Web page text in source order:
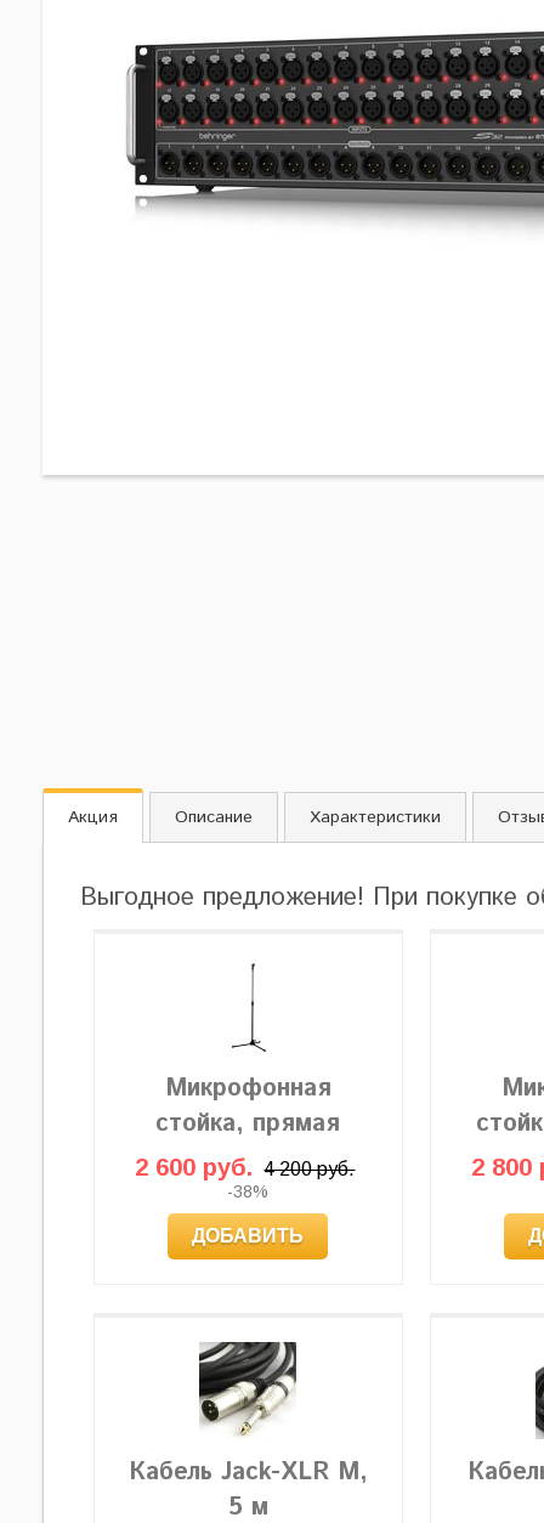
Акция Описание Характеристики
Выгодное предложение! При покупке
Микрофонная
стойка, прямая
2 600 руб. 4 200 руб.
-38%
ДОБАВИТЬ
2 800
Кабель Jack-XLR M,
5 м